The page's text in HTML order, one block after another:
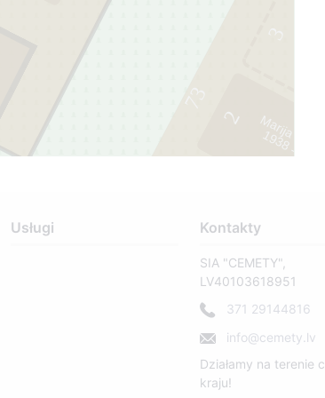
73
2
3
Marija Černeļa
1938-202
1
Usługi Kontakty
SIA "CEMETY",
LV40103618951
371 29144816
info@cemety.lv
Działamy na terenie
kraju!